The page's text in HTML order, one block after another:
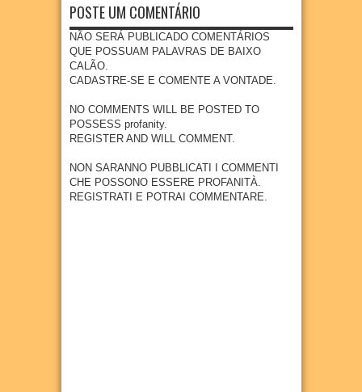
mbola
Goian
a
07 Aug 2026
CMEI
EM
POVO
AÇÃO
SÃO
ENÇO
07 Aug 2026
POSTE UM COMENTÁRIO
NÃO SERÁ PUBLICADO COMENTÁRIOS
QUE POSSUAM PALAVRAS DE BAIXO
CALÃO.
CADASTRE-SE E COMENTE A VONTADE.
NO COMMENTS WILL BE POSTED TO
POSSESS profanity.
REGISTER AND WILL COMMENT.
NON SARANNO PUBBLICATI I COMMENTI
CHE POSSONO ESSERE PROFANITÀ.
REGISTRATI E POTRAI COMMENTARE.